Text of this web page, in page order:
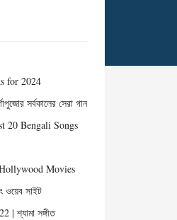
for 2024
সর্বকালের সেরা গান
20 Bengali Songs
Movies
ওয়েব সাইট
শ্যামা সঙ্গীত